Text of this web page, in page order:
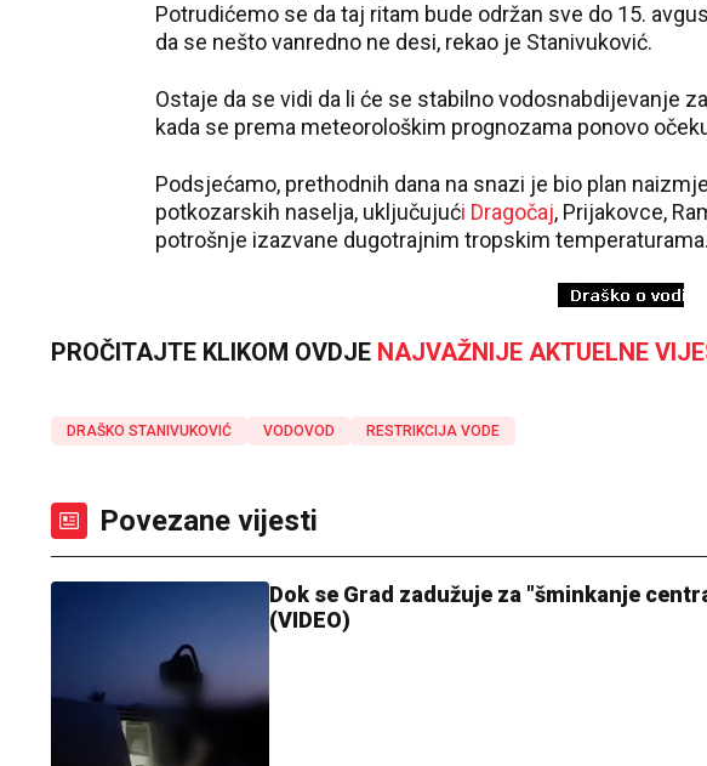
Potrudićemo se da taj ritam bude održan sve do 15.
da se nešto vanredno ne desi, rekao je Stanivuković.
Ostaje da se vidi da li će se stabilno vodosnabdijevanje
kada se prema meteorološkim prognozama ponovo
Podsjećamo, prethodnih dana na snazi je bio plan
potkozarskih naselja, uključujući Dragočaj, Prijakovce,
potrošnje izazvane dugotrajnim tropskim temperaturama.
PROČITAJTE KLIKOM OVDJE NAJVAŽNIJE AKTUELNE
DRAŠKO STANIVUKOVIĆ VODOVOD RESTRIKCIJA VODE
Povezane vijesti
Dok se Grad zadužuje za "šminkanje
(VIDEO)